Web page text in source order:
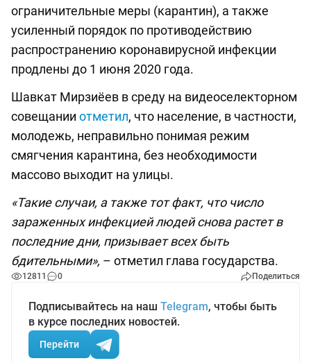
ограничительные меры (карантин), а также
усиленный порядок по противодействию
распространению коронавирусной инфекции
продлены до 1 июня 2020 года.
Шавкат Мирзиёев в среду на видеоселекторном
совещании отметил, что население, в частности,
молодежь, неправильно понимая режим
смягчения карантина, без необходимости
массово выходит на улицы.
«Такие случаи, а также тот факт, что число
зараженных инфекцией людей снова растет в
последние дни, призывает всех быть
бдительными», – отметил глава государства.
12811 0 Поделиться
Подписывайтесь на наш Telegram, чтобы быть
в курсе последних новостей.
Перейти